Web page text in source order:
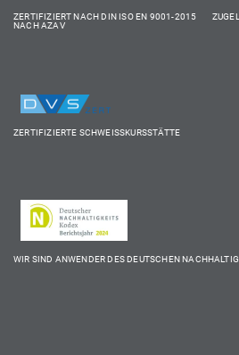
ZERTIFIZIERT NACH DIN ISO EN 9001-2015
NACH AZAV
ZERTIFIZIERTE SCHWEISSKURSSTÄTTE
WIR SIND ANWENDER DES DEUTSCHEN